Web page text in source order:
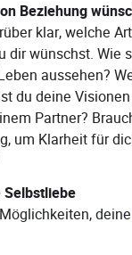
Beziehung
klar, welche
dir wünschst. Wie
aussehen?
du deine
Partner?
um Klarheit für
deine